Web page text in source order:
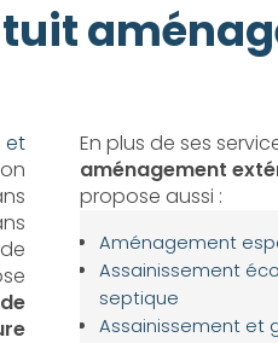
et
En plus de ses
aménagement
propose aussi :
Aménagement
Assainissement
septique
Assainissement et